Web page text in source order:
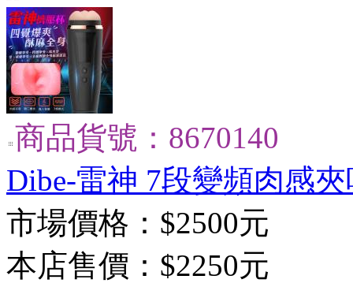
商品貨號：8670140
Dibe-雷神 7段變頻肉感
市場價格： $2500元
本店售價： $2250元